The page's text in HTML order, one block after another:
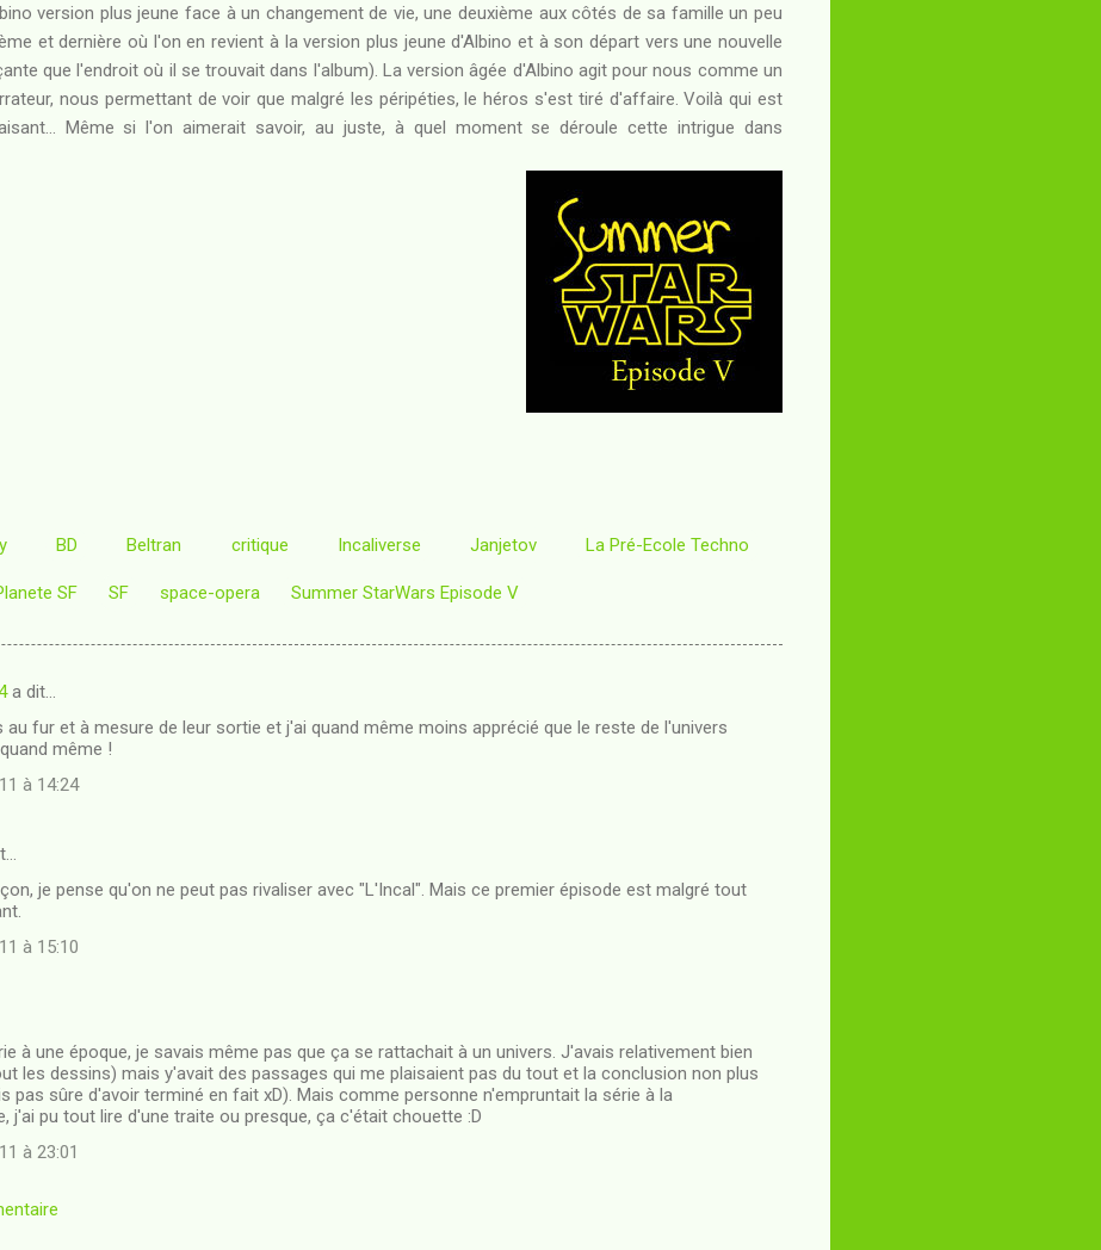
version plus jeune face à un changement de vie, une deuxième aux côtés de sa famille un peu
et dernière où l'on en revient à la version plus jeune d'Albino et à son départ vers une nouvelle
que l'endroit où il se trouvait dans l'album). La version âgée d'Albino agit pour nous comme un
nous permettant de voir que malgré les péripéties, le héros s'est tiré d'affaire. Voilà qui est
Même si l'on aimerait savoir, au juste, à quel moment se déroule cette intrigue dans
BD Beltran critique Incaliverse Janjetov La Pré-Ecole Techno
SF SF space-opera Summer StarWars Episode V
a dit…
au fur et à mesure de leur sortie et j'ai quand même moins apprécié que le reste de l'univers
même !
à 14:24
je pense qu'on ne peut pas rivaliser avec "L'Incal". Mais ce premier épisode est malgré tout
à 15:10
à une époque, je savais même pas que ça se rattachait à un univers. J'avais relativement bien
les dessins) mais y'avait des passages qui me plaisaient pas du tout et la conclusion non plus
pas sûre d'avoir terminé en fait xD). Mais comme personne n'empruntait la série à la
j'ai pu tout lire d'une traite ou presque, ça c'était chouette :D
à 23:01